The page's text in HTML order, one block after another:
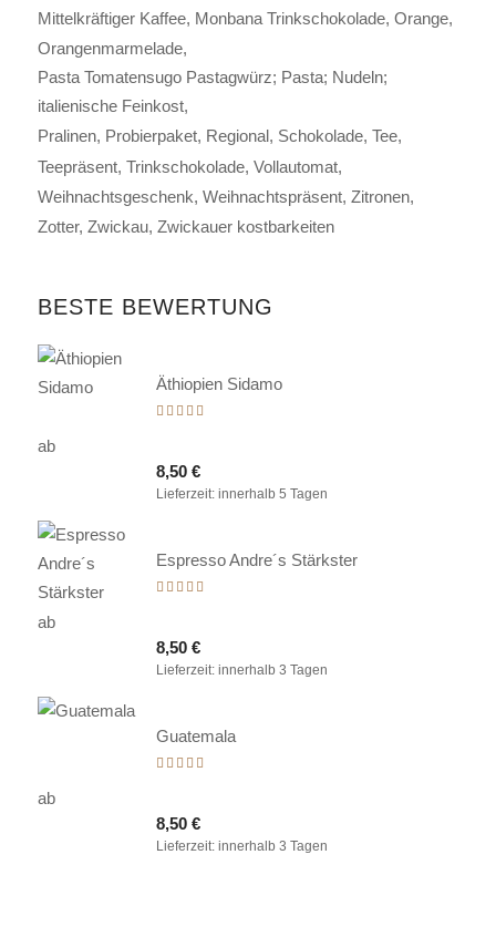
Mittelkräftiger Kaffee Monbana Trinkschokolade Orange
Orangenmarmelade
Pasta Tomatensugo Pastagwürz; Pasta; Nudeln;
italienische Feinkost
Pralinen
Probierpaket Regional Schokolade Tee
Teepräsent Trinkschokolade Vollautomat
Weihnachtsgeschenk Weihnachtspräsent Zitronen
Zotter Zwickau Zwickauer kostbarkeiten
BESTE BEWERTUNG
Äthiopien Sidamo
von 5
ab
8,50 €
Lieferzeit: innerhalb 5 Tagen
Espresso Andre´s Stärkster
von 5
ab
8,50 €
Lieferzeit: innerhalb 3 Tagen
Guatemala
von 5
ab
8,50 €
Lieferzeit: innerhalb 3 Tagen